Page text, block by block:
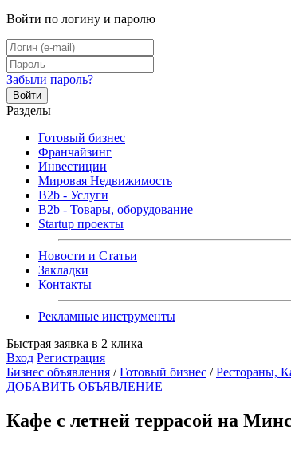
Войти по логину и паролю
Забыли пароль?
Войти
Разделы
Готовый бизнес
Франчайзинг
Инвестиции
Мировая Недвижимость
B2b - Услуги
B2b - Товары, оборудование
Startup проекты
Новости и Статьи
Закладки
Контакты
Рекламные инструменты
Быстрая заявка в 2 клика
Вход Регистрация
Бизнес объявления /Готовый бизнес /Рестораны,
ДОБАВИТЬ ОБЪЯВЛЕНИЕ
Кафе с летней террасой на